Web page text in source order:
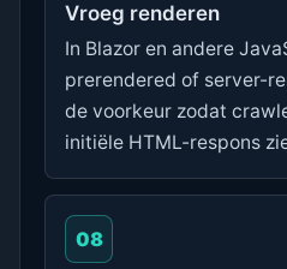
Vroeg renderen
In Blazor en andere
prerendered of server-
de voorkeur zodat
initiële HTML-respons
08